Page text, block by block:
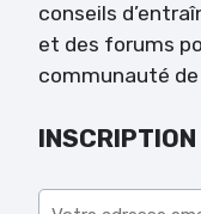
conseils
et des forums
communauté